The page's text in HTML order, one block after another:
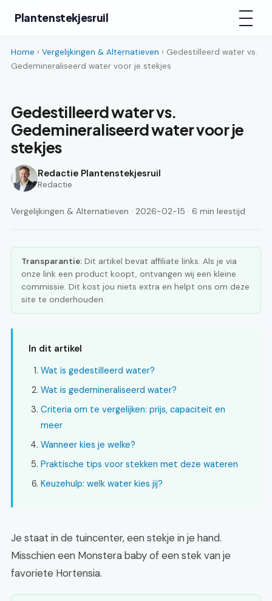
Plantenstekjesruil
Home › Vergelijkingen & Alternatieven › Gedestilleerd water vs.
Gedemineraliseerd water voor je stekjes
Gedestilleerd water vs.
Gedemineraliseerd water voor je
stekjes
Redactie Plantenstekjesruil
Redactie
Vergelijkingen & Alternatieven · 2026-02-15 · 6 min leestijd
Transparantie: Dit artikel bevat affiliate links. Als je via
onze link een product koopt, ontvangen wij een kleine
commissie. Dit kost jou niets extra en helpt ons om deze
site te onderhouden.
In dit artikel
Wat is gedestilleerd water?
Wat is gedemineraliseerd water?
Criteria om te vergelijken: prijs, capaciteit en
meer
Wanneer kies je welke?
Praktische tips voor stekken met deze wateren
Keuzehulp: welk water kies jij?
Je staat in de tuincenter, een stekje in je hand.
Misschien een Monstera baby of een stek van je
favoriete Hortensia.